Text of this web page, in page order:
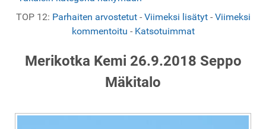
TOP 12: Parhaiten arvostetut- Viimeksi lisätyt- Viimeksi
kommentoitu - Katsotuimmat
Merikotka Kemi 26.9.2018 Seppo
Mäkitalo